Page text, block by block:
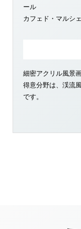
ール
カフェド・マルシ
細密アクリル風景画
得意分野は、渓流
です。